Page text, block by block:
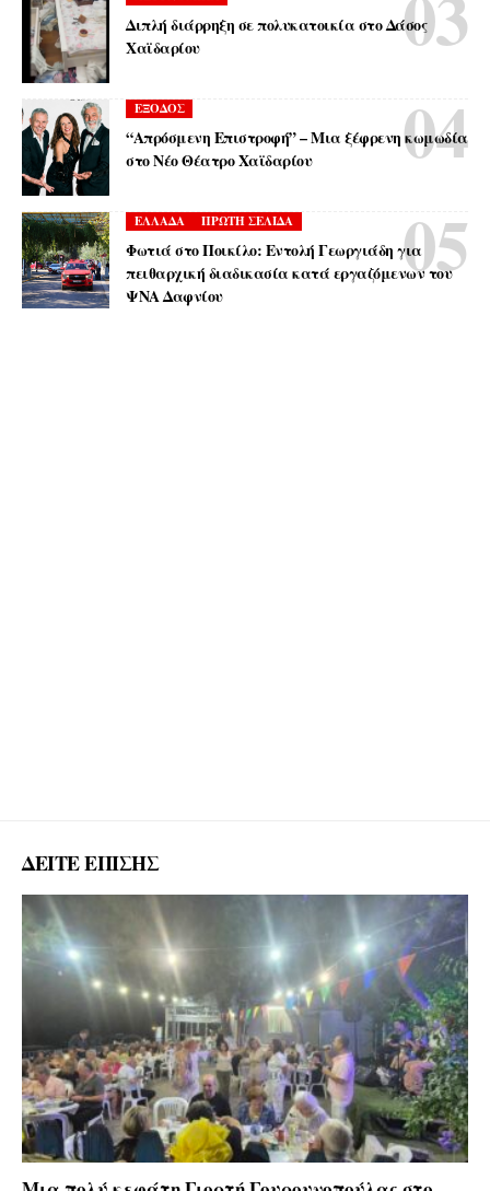
Διπλή διάρρηξη σε πολυκατοικία στο Δάσος
Χαϊδαρίου
ΕΞΟΔΟΣ
“Απρόσμενη Επιστροφή” – Μια ξέφρενη κωμωδία
στο Νέο Θέατρο Χαϊδαρίου
ΕΛΛΑΔΑ ΠΡΩΤΗ ΣΕΛΙΔΑ
Φωτιά στο Ποικίλο: Εντολή Γεωργιάδη για
πειθαρχική διαδικασία κατά εργαζόμενων του
ΨΝΑ Δαφνίου
ΔΕΙΤΕ ΕΠΙΣΗΣ